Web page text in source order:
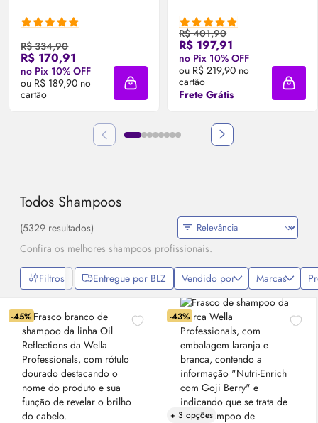
R$ 334,90
R$ 170,91
no Pix 10% OFF
ou R$ 189,90 no
cartão
Adicionar à sacola
R$ 401,90
R$ 197,91
no Pix 10% OFF
ou R$ 219,90 no
cartão
Frete Grátis
Todos Shampoos
(5329 resultados)
Confira os melhores shampoos profissionais.
Filtros Entregue por BLZ Vendido por Marcas
-45% -43%
+ 3 opções